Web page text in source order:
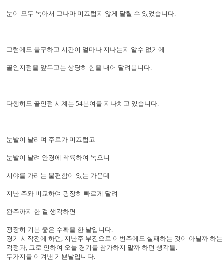
눈이 모두 녹아서 그나마 미끄럽지 않게 달릴 수 있었습니다.
그럼에도 불구하고 시간이 얼마나 지나는지 알수 없기에
골인지점을 앞두고는 상당히 힘을 내어 달려봅니다.
다행히도 골인점 시계는 54분여를 지나치고 있습니다.
눈발이 날리며 주로가 미끄럽고
눈발이 날려 안경에 착륙하여 녹으니
시야를 가리는 불편함이 있는 가운데
지난 주와 비교하여 굉장히 빠르게 달려
완주까지 한 걸 생각하면
굉장히 기분 좋은 수확을 한 날입니다.
경기 시작전에 하던, 지난주 부진으로 이번주에도 실패하는 것이 아닐까 하는
걱정과, 그로 인하여 오늘 경기를 참가하지 말까 하던 생각들.
두가지를 이겨낸 기쁜날입니다.